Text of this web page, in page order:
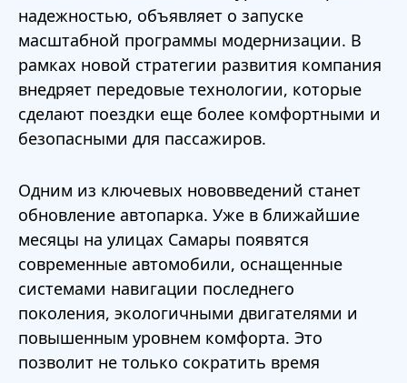
надежностью, объявляет о запуске
масштабной программы модернизации. В
рамках новой стратегии развития компания
внедряет передовые технологии, которые
сделают поездки еще более комфортными и
безопасными для пассажиров.
Одним из ключевых нововведений станет
обновление автопарка. Уже в ближайшие
месяцы на улицах Самары появятся
современные автомобили, оснащенные
системами навигации последнего
поколения, экологичными двигателями и
повышенным уровнем комфорта. Это
позволит не только сократить время